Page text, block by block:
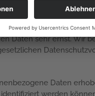
Daten sehr ernst. Wir
Daten
werden